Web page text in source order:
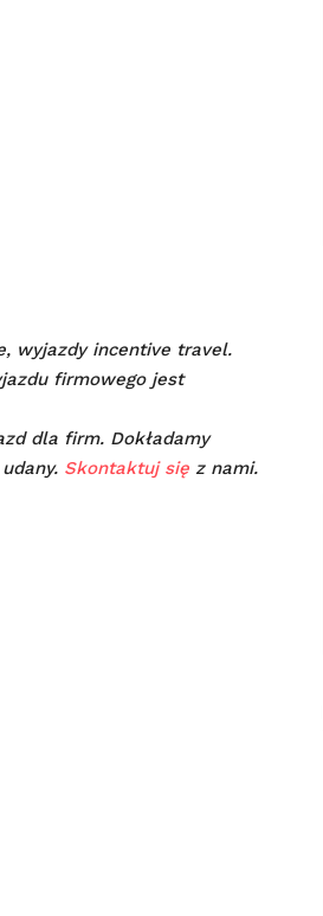
wyjazdy incentive travel.
firmowego jest
dla firm. Dokładamy
Skontaktuj się z nami.